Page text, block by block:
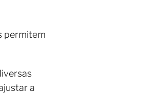
permitem
a